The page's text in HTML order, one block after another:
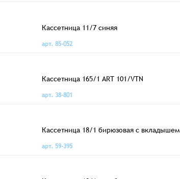
Кассетница 11/7 синяя
арт. 85-052
Кассетница 165/1 ART 101/VTN
арт. 38-801
Кассетница 18/1 бирюзовая с вкладышем
арт. 59-395